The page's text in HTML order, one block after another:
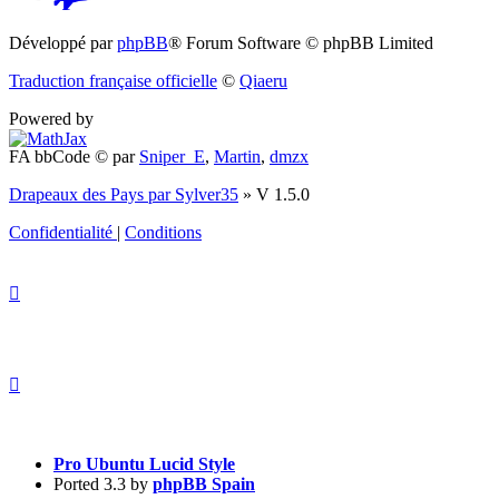
(S’ouvre
nouvel
Développé parphpBB® Forum Software © phpBB Limited
Traduction française officielle © Qiaeru
Powered by
FA bbCode © par Sniper_E, Martin, dmzx
Drapeaux des Pays par Sylver35 » V 1.5.0
Confidentialité
Conditions
Pro Ubuntu Lucid Style
Ported 3.3 by phpBB Spain